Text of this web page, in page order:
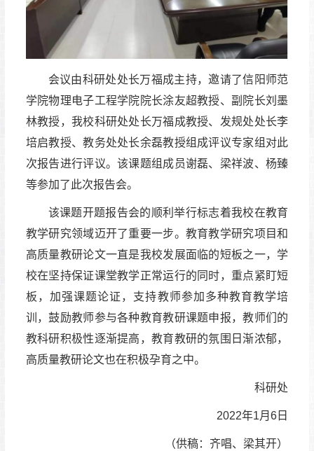
会议由科研处处长万福成主持，邀请了信阳师范
学院物理电子工程学院院长涂友超教授、副院长刘墨
林教授，我校科研处处长万福成教授、发规处处长李
培启教授、教务处处长余磊教授组成评议专家组对此
次报告进行评议。该课题组成员谢磊、梁祥波、杨臻
等参加了此次报告会。
该课题开题报告会的顺利举行标志着我校在教育
教学研究领域迈开了重要一步。教育教学研究项目和
高质量教研论文一直是我校发展面临的短板之一，学
校在坚持保证课堂教学正常运行的同时，重点紧盯短
板，加强课题论证，支持教师参加多种教育教学培
训，鼓励教师参与各种教育教研课题申报，教师们的
教科研积极性逐渐提高，教育教研的氛围日渐浓郁，
高质量教研论文也在积极孕育之中。
科研处
2022年1月6日
（供稿：齐唱、梁其开）